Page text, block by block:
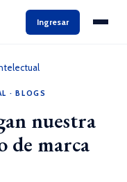
Ingresar
·BLOGS
nuestra
de marca